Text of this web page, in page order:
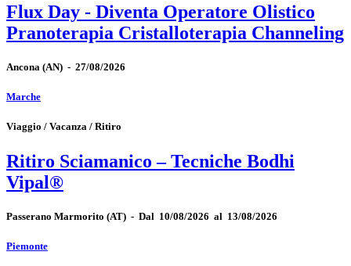
Flux Day - Diventa Operatore Olistico
Pranoterapia Cristalloterapia Channeling
Ancona (AN) - 27/08/2026
Marche
Viaggio / Vacanza / Ritiro
Ritiro Sciamanico – Tecniche Bodhi
Vipal®
Passerano Marmorito (AT) - Dal 10/08/2026 al 13/08/2026
Piemonte